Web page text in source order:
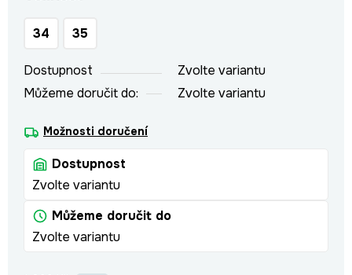
34 35
Dostupnost
Zvolte variantu
Můžeme doručit do:
Zvolte variantu
Možnosti doručení
Dostupnost
Zvolte variantu
Můžeme doručit do
Zvolte variantu